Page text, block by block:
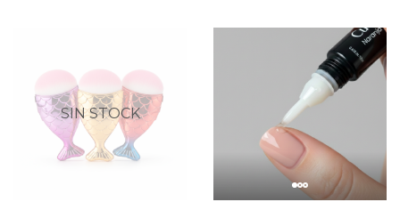
SIN STOCK